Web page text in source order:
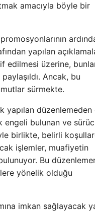
amacıyla böyle bir
yapılan
üzerine,
Ancak, bu
sürmekte.
yapılan düzenlemeden
engeli bulunan ve
birlikte, belirli
işlemler, muafiyetin
Bu
yönelik olduğu
imkan sağlayacak